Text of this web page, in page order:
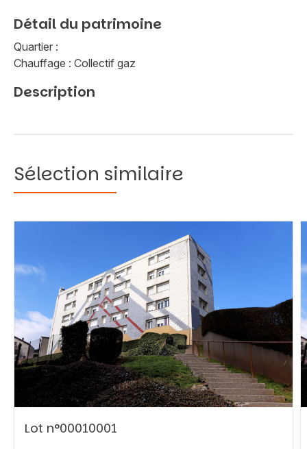
Détail du patrimoine
Quartier :
Chauffage : Collectif gaz
Description
Sélection similaire
Lot n°00010001